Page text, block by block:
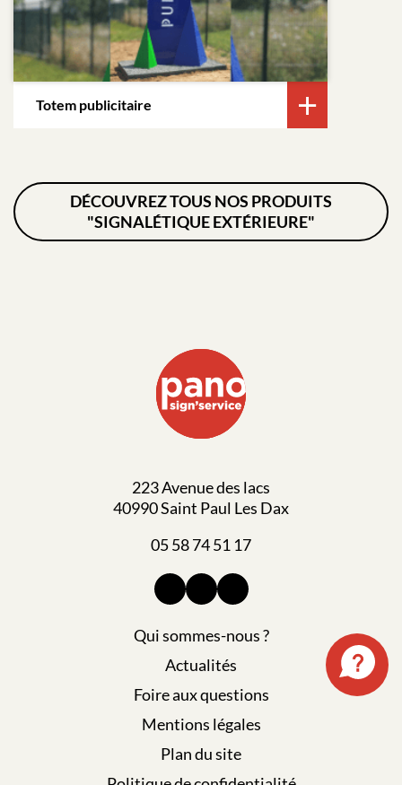
Totem publicitaire
DÉCOUVREZ TOUS NOS PRODUITS
"SIGNALÉTIQUE EXTÉRIEURE"
223 Avenue des lacs
40990 Saint Paul Les Dax
05 58 74 51 17
Qui sommes-nous ?
Actualités
Foire aux questions
Mentions légales
Plan du site